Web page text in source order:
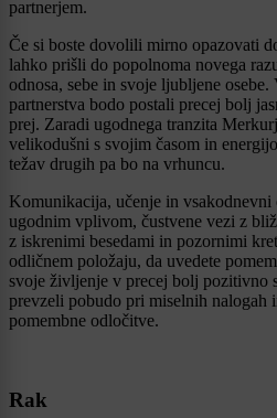
partnerjem.
Če si boste dovolili mirno opazovati
lahko prišli do popolnoma novega
odnosa, sebe in svoje ljubljene
partnerstva bodo postali precej bolj
prej. Zaradi ugodnega tranzita
velikodušni s svojim časom in
težav drugih pa bo na vrhuncu.
Komunikacija, učenje in
ugodnim vplivom, čustvene vezi z
z iskrenimi besedami in pozornimi
odličnem položaju, da uvedete
svoje življenje v precej bolj pozitivno
prevzeli pobudo pri miselnih nalogah
pomembne odločitve.
Rak